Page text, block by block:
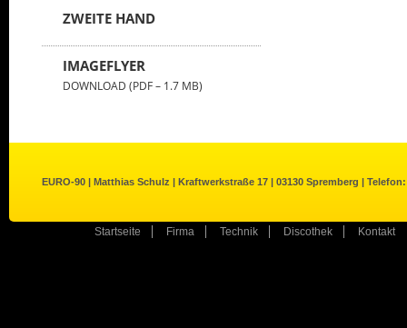
ZWEITE HAND
IMAGEFLYER
DOWNLOAD (PDF – 1.7 MB)
EURO-90 | Matthias Schulz | Kraftwerkstraße 17 | 03130 Spremberg | Telefon:
Startseite Firma Technik Discothek Kontakt